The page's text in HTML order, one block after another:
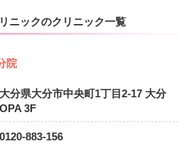
ニックのクリニック一覧
院
大分県大分市中央町1丁目2-17 大分
OPA 3F
0120-883-156